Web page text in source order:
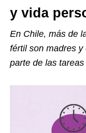
y vida
En Chile, más de
fértil son madres
parte de las